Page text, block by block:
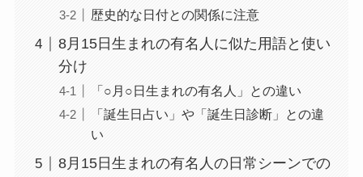
歴史的な日付との関係に注意
8月15日生まれの有名人に似た用語と使い
分け
「○月○日生まれの有名人」との違い
「誕生日占い」や「誕生日診断」との違
い
8月15日生まれの有名人の日常シーンでの